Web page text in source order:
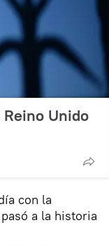
Unido
con la
a la historia